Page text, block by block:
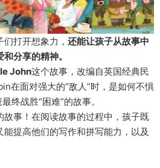
打开想象力， 还能让孩子从故事中
分享的精神。
John这个故事，改编自英国经典民
在面对强大的“敌人”时，是如何不惧
终战胜“困难”的故事。
事！在阅读故事的过程中，孩子既
提高他们的写作和拼写能力，以及